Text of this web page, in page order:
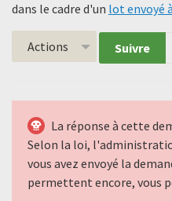
dans le cadre d'un lot envoyé
Actions Suivre
La réponse à cette
Selon la loi,
vous avez envoyé la
permettent encore, vous